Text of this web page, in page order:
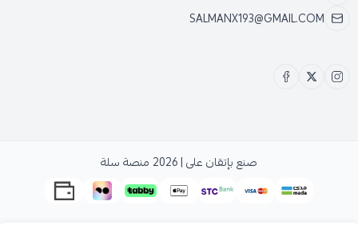
SALMANX193@GMAIL.COM
صنع بإتقان على | 2026 منصة سلة